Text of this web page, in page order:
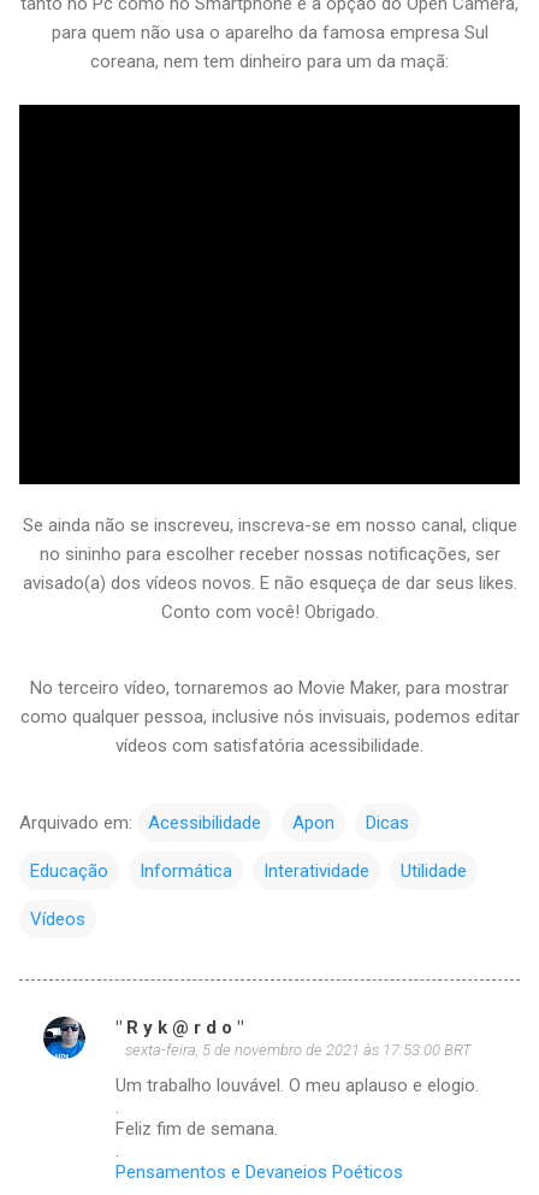
para quem não usa o aparelho da famosa empresa Sul
coreana, nem tem dinheiro para um da maçã:
Se ainda não se inscreveu, inscreva-se em nosso canal, clique
no sininho para escolher receber nossas notificações, ser
avisado(a) dos vídeos novos. E não esqueça de dar seus likes.
Conto com você! Obrigado.
No terceiro vídeo, tornaremos ao Movie Maker, para mostrar
como qualquer pessoa, inclusive nós invisuais, podemos editar
vídeos com satisfatória acessibilidade.
Arquivado em: Acessibilidade Apon Dicas
Educação Informática Interatividade Utilidade
Vídeos
C
" R y k @ r d o "
sexta-feira, 5 de novembro de 2021 às 17:53:00 BRT
Um trabalho louvável. O meu aplauso e elogio.
Feliz fim de semana.
Pensamentos e Devaneios Poéticos